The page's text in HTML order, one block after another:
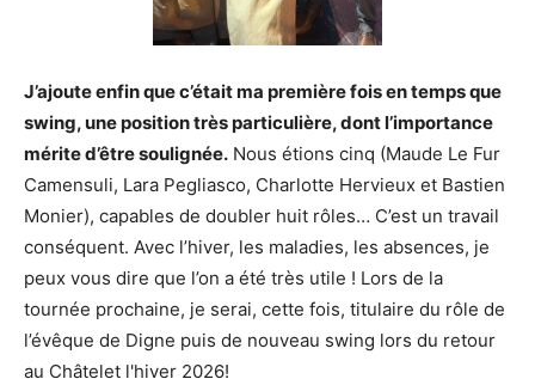
J’ajoute enfin que c’était ma première fois en temps que
swing, une position très particulière, dont l’importance
mérite d’être soulignée. Nous étions cinq (Maude Le Fur
Camensuli, Lara Pegliasco, Charlotte Hervieux et Bastien
Monier), capables de doubler huit rôles… C’est un travail
conséquent. Avec l’hiver, les maladies, les absences, je
peux vous dire que l’on a été très utile ! Lors de la
tournée prochaine, je serai, cette fois, titulaire du rôle de
l’évêque de Digne puis de nouveau swing lors du retour
au Châtelet l'hiver 2026!